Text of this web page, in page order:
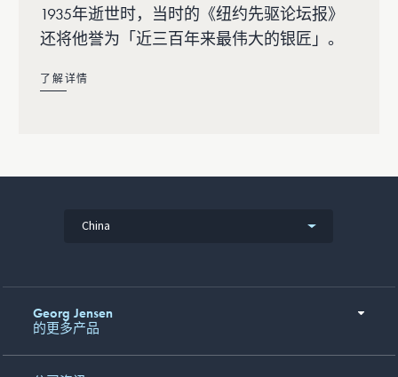
1935年逝世时，当时的《纽约先驱论坛报》
还将他誉为「近三百年来最伟大的银匠」。
了解详情
China
Georg Jensen
的更多产品